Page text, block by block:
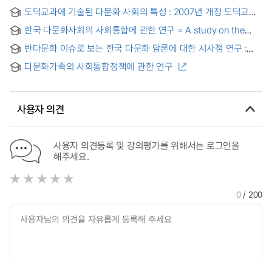
도덕교과에 기술된 다문화 사회의 특성 : 2007년 개정 도덕교과
한국 다문화사회의 사회통합에 관한 연구 = A study on the
반다문화 이슈로 보는 한국 다문화 담론에 대한 시사점 연구 :
다문화가족의 사회통합정책에 관한 연구
사용자 의견
사용자 의견등록 및 강의평가를 위해서는 로그인을
해주세요.
0/ 200